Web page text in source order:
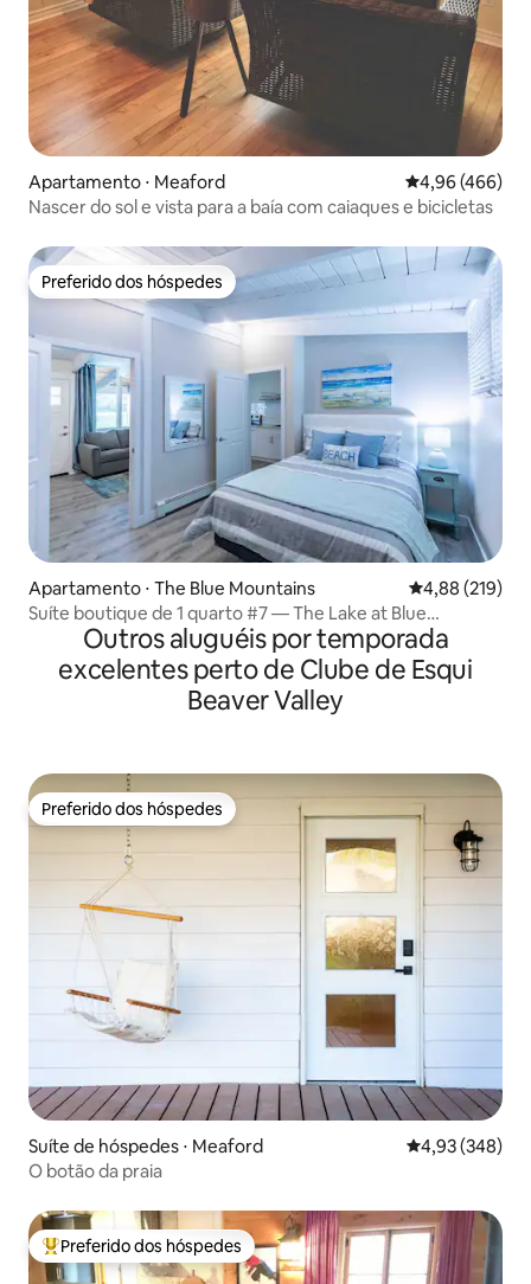
Apartamento ⋅ Meaford 4,96 de uma
4,96 (466)
Nascer do sol e vista para a baía com caiaques e bicicletas
Preferido dos hóspedes
Preferido dos hóspedes
Apartamento ⋅ The Blue Mountains 4,88 de uma
4,88 (219)
Suíte boutique de 1 quarto #7 — The Lake at Blue
MountainsOutros aluguéis por temporada
excelentes perto de Clube de Esqui
Beaver Valley
Preferido dos hóspedes
Preferido dos hóspedes
Suíte de hóspedes ⋅ Meaford 4,93 de uma
4,93 (348)
O botão da praia
Entre os melhores preferidos dos hóspedes
Preferido dos hóspedes